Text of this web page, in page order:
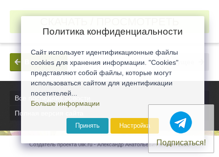
В будущее
В прошлое
Все последние новости
Полная версия сайта
Создатель проекта 0lik.ru - Александр Анатольевич © 2007-2026
Подписаться!
Политика конфиденциальности
Сайт использует идентификационные файлы
cookies для хранения информации. "Cookies"
представляют собой файлы, которые могут
использоваться сайтом для идентификации
посетителей...
Больше информации
Принять Настройка